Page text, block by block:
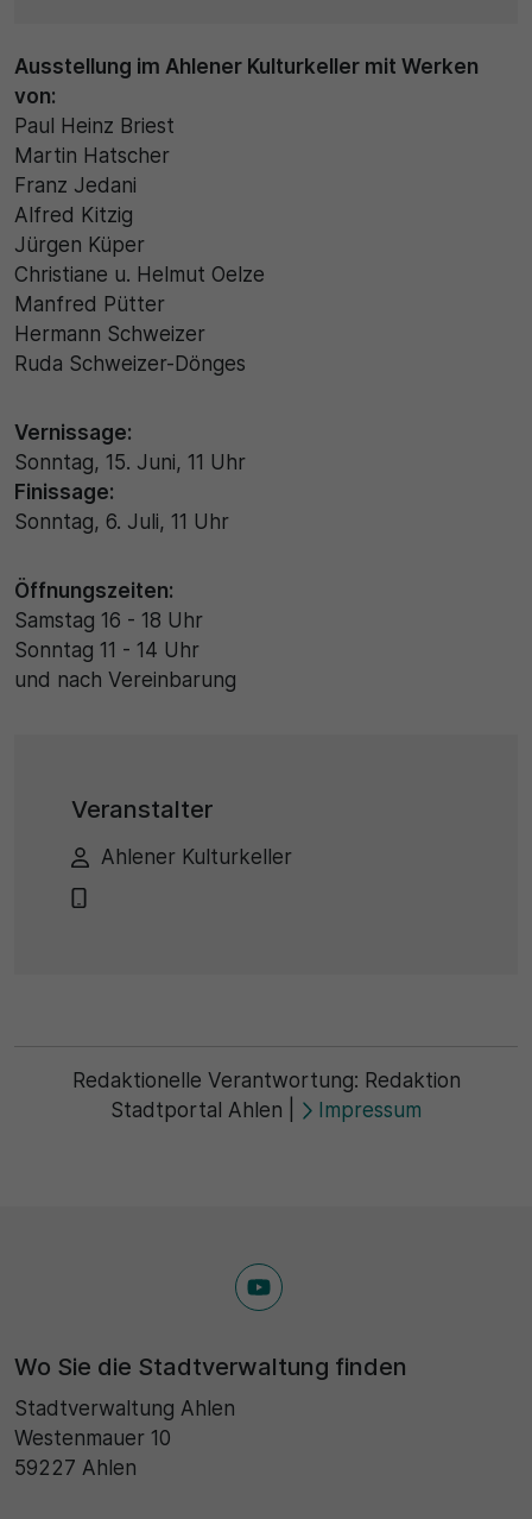
Ausstellung im Ahlener Kulturkeller mit Werken
von:
Paul Heinz Briest
Martin Hatscher
Franz Jedani
Alfred Kitzig
Jürgen Küper
Christiane u. Helmut Oelze
Manfred Pütter
Hermann Schweizer
Ruda Schweizer-Dönges
Vernissage:
Sonntag, 15. Juni, 11 Uhr
Finissage:
Sonntag, 6. Juli, 11 Uhr
Öffnungszeiten:
Samstag 16 - 18 Uhr
Sonntag 11 - 14 Uhr
und nach Vereinbarung
Veranstalter
Ahlener Kulturkeller
Redaktionelle Verantwortung: Redaktion
Stadtportal Ahlen
Impressum
Wo Sie die Stadtverwaltung finden
Stadtverwaltung Ahlen
Westenmauer 10
59227 Ahlen